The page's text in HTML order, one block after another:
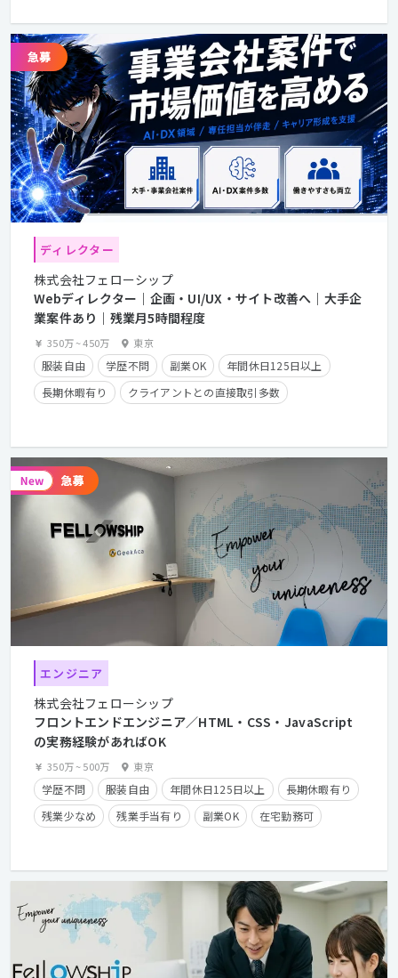
ディレクター
株式会社フェローシップ
Webディレクター｜企画・UI/UX・サイト改善へ｜大手企
業案件あり｜残業月5時間程度
350万~450万 東京
服装自由 学歴不問 副業OK
年間休日125日以上
長期休暇有り
クライアントとの直接取引多数
エンジニア
株式会社フェローシップ
フロントエンドエンジニア／HTML・CSS・JavaScript
の実務経験があればOK
350万~500万 東京
学歴不問 服装自由 年間休日125日以上
長期休暇有り
残業少なめ
残業手当有り 副業OK
在宅勤務可
クライアントとの直接取引多数